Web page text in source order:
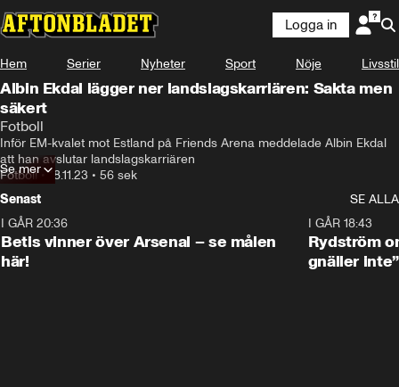
Logga in
Hem Serier Nyheter Sport Nöje Livsstil
Albin Ekdal lägger ner landslagskarriären: Sakta men
säkert
Fotboll
Inför EM-kvalet mot Estland på Friends Arena meddelade Albin Ekdal
att han avslutar landslagskarriären
Fotboll•18.11.23 • 56 sek
Se mer
Senast
SE ALLA
I GÅR 20:36
Betis vinner över Arsenal – se målen
här!
I GÅR 18:43
Rydström
gnäller inte”